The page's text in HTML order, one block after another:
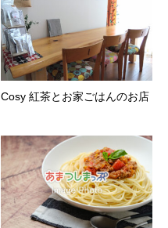
Cosy 紅茶とお家ごはんのお店